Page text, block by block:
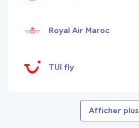
Royal Air Maroc
TUI fly
Afficher plus